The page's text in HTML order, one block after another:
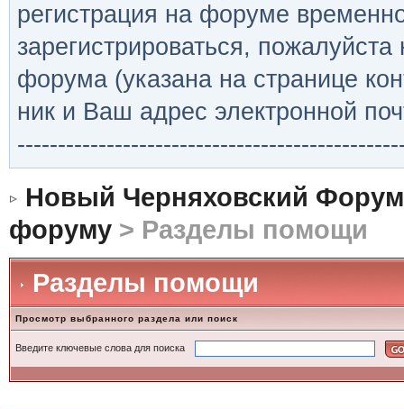
регистрация на форуме
зарегистрироваться,
форума (указана на странице
ник и Ваш адрес электронной
Новый Черняховский Форум
форуму> Разделы помощи
Разделы помощи
Просмотр выбранного раздела или поиск
Введите ключевые слова для поиска